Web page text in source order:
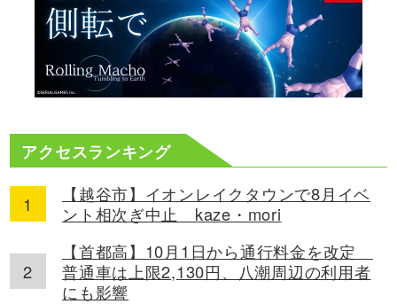
アクセスランキング
【越谷市】イオンレイクタウンで8月イベ
ント相次ぎ中止 kaze・mori
【首都高】10月1日から通行料金を改定
普通車は上限2,130円、八潮周辺の利用者
にも影響